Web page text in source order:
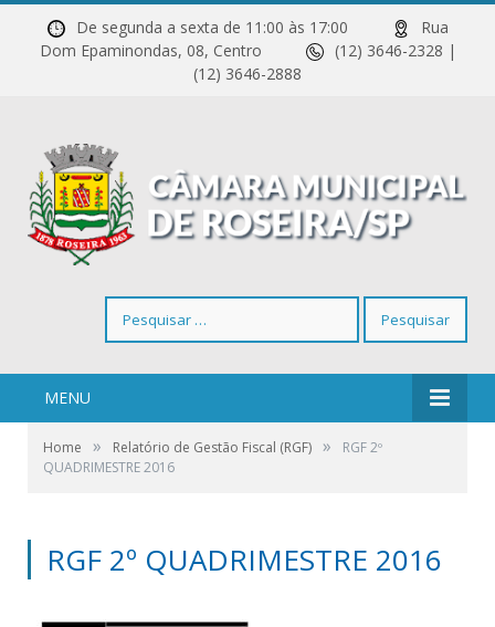
De segunda a sexta de 11:00 às 17:00
Rua
Dom Epaminondas, 08, Centro
(12) 3646-2328 |
(12) 3646-2888
por:
MENU
Home » Relatório de Gestão Fiscal (RGF) »
RGF 2º
QUADRIMESTRE 2016
RGF 2º QUADRIMESTRE 2016